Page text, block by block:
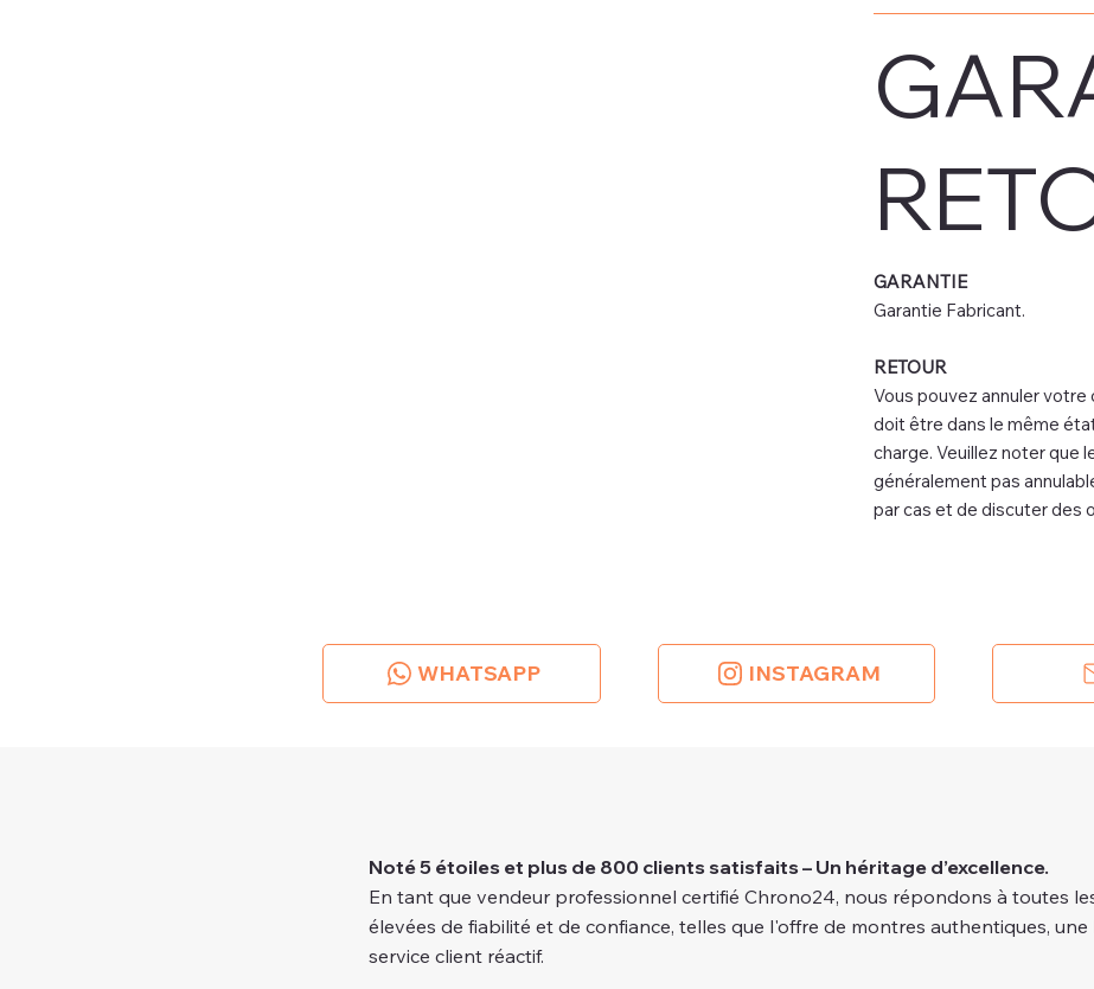
GARANTIE
Garantie Fabricant.
RETOUR
Vous pouvez annuler votre
doit être dans le même
charge. Veuillez noter que
généralement pas
par cas et de discuter des
WHATSAPP INSTAGRAM
Noté 5 étoiles et plus de 800 clients satisfaits – Un héritage d’excellence.
En tant que vendeur professionnel certifié Chrono24, nous répondons à toutes
élevées de fiabilité et de confiance, telles que l'offre de montres authentiques,
service client réactif.